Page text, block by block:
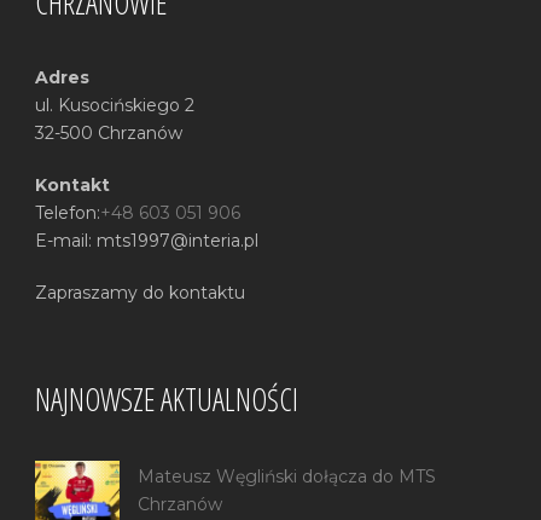
Adres
ul. Kusocińskiego 2
32-500 Chrzanów
Kontakt
Telefon:+48 603 051 906
E-mail: mts1997@interia.pl
Zapraszamy do kontaktu
NAJNOWSZE AKTUALNOŚCI
Mateusz Węgliński dołącza do MTS
Chrzanów